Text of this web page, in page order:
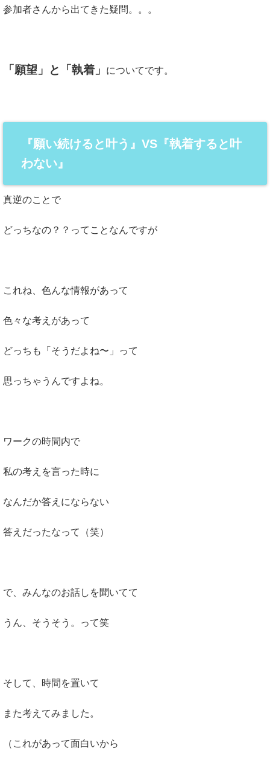
参加者さんから出てきた疑問。。。
「願望」と「執着」 についてです。
『願い続けると叶う』VS『執着すると叶
わない』
真逆のことで
どっちなの？？ってことなんですが
これね、色んな情報があって
色々な考えがあって
どっちも「そうだよね〜」って
思っちゃうんですよね。
ワークの時間内で
私の考えを言った時に
なんだか答えにならない
答えだったなって（笑）
で、みんなのお話しを聞いてて
うん、そうそう。って笑
そして、時間を置いて
また考えてみました。
（これがあって面白いから